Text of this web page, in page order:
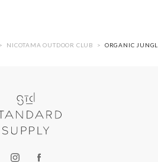
NICOTAMA OUTDOOR CLUB ORGANIC